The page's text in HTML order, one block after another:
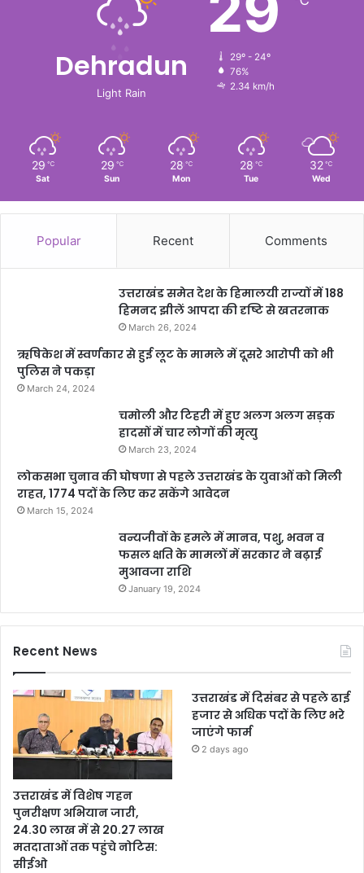
Dehradun
Light Rain
29º - 24º
76%
2.34 km/h
29 ℃
Sat
29 ℃
Sun
28 ℃
Mon
28 ℃
Tue
32 ℃
Wed
Popular Recent Comments
उत्तराखंड समेत देश के हिमालयी राज्यों में 188
हिमनद झीलें आपदा की दृष्टि से खतरनाक
March 26, 2024
ऋषिकेश में स्वर्णकार से हुई लूट के मामले में दूसरे आरोपी को भी
पुलिस ने पकड़ा
March 24, 2024
चमोली और टिहरी में हुए अलग अलग सड़क
हादसों में चार लोगों की मृत्यु
March 23, 2024
लोकसभा चुनाव की घोषणा से पहले उत्तराखंड के युवाओं को मिली
राहत, 1774 पदों के लिए कर सकेंगे आवेदन
March 15, 2024
वन्यजीवों के हमले में मानव, पशु, भवन व
फसल क्षति के मामलों में सरकार ने बढ़ाई
मुआवजा राशि
January 19, 2024
Recent News
उत्तराखंड में विशेष गहन
पुनरीक्षण अभियान जारी,
24.30 लाख में से 20.27 लाख
मतदाताओं तक पहुंचे नोटिस:
सीईओ
उत्तराखंड में दिसंबर से पहले ढाई
हजार से अधिक पदों के लिए भरे
जाएंगे फार्म
2 days ago